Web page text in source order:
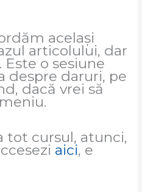
același
articolului, dar
o sesiune
despre daruri, pe
dacă vrei să
tot cursul, atunci,
aici, e